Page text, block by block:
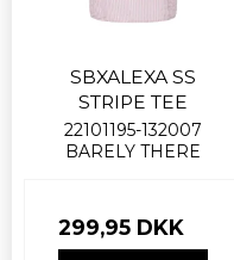
SBXALEXA SS
STRIPE TEE
22101195-132007
BARELY THERE
299,95 DKK